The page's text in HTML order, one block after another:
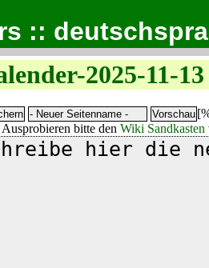
::
2025-11-13
bitte den Wiki Sandkasten